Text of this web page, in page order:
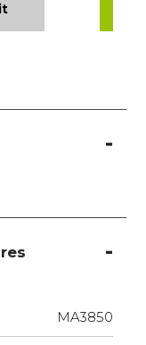
MA3850